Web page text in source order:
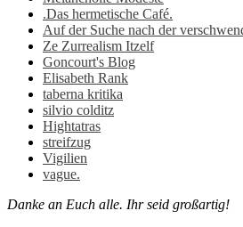
.Das hermetische Café.
Auf der Suche nach der
Ze Zurrealism Itzelf
Goncourt's Blog
Elisabeth Rank
taberna kritika
silvio colditz
Hightatras
streifzug
Vigilien
vague.
Danke an Euch alle. Ihr seid großartig!